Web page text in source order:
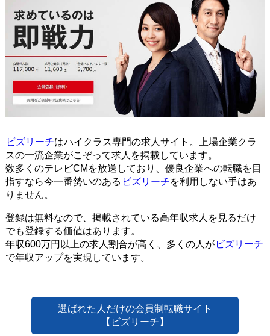
ビズリーチはハイクラス専門の求人サイト。上場企業クラ
スの一流企業がこぞって求人を掲載しています。
数多くのテレビCMを放送しており、優良企業への転職を目
指すなら今一番勢いのある ビズリーチを利用しない手はあ
りません。
登録は無料なので、掲載されている高年収求人を見るだけ
でも登録する価値はあります。
年収600万円以上の求人割合が高く、多くの人が ビズリーチ
で年収アップを実現しています。
選ばれた人だけの会員制転職サイト
【ビズリーチ】